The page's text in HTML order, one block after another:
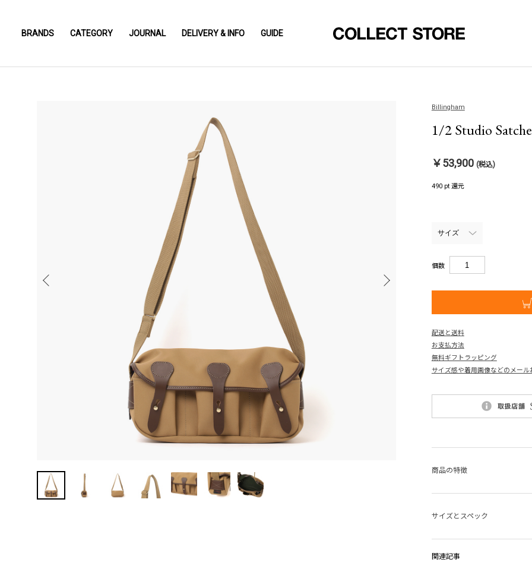
BRANDS CATEGORY JOURNAL DELIVERY & INFO GUIDE
Billingham
1/2 Studio
￥53,900 (税込)
490 pt 還元
個数
配送と送料
お支払方法
無料ギフトラッピング
サイズ感や着用画像などのメール
商品の特徴
サイズとスペック
関連記事